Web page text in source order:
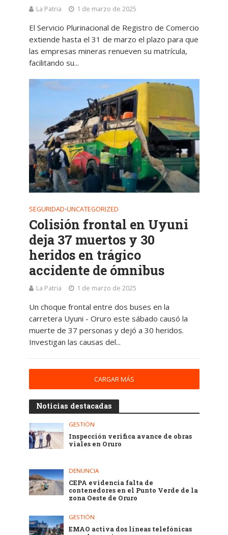
La Patria 1 de marzo de 2025
El Servicio Plurinacional de Registro de Comercio
extiende hasta el 31 de marzo el plazo para que
las empresas mineras renueven su matrícula,
facilitando su...
SEGURIDAD•UNCATEGORIZED
Colisión frontal en Uyuni
deja 37 muertos y 30
heridos en trágico
accidente de ómnibus
La Patria 1 de marzo de 2025
Un choque frontal entre dos buses en la
carretera Uyuni - Oruro este sábado causó la
muerte de 37 personas y dejó a 30 heridos.
Investigan las causas del...
CARGAR MÁS
Noticias destacadas
GESTIÓN
Inspección verifica avance de obras
viales en Oruro
DENUNCIA
CEPA evidencia falta de
contenedores en el Punto Verde de la
zona Oeste de Oruro
GESTIÓN
EMAO activa dos líneas telefónicas